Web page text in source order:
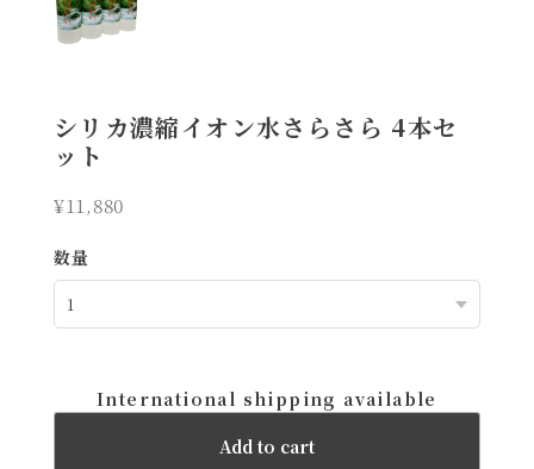
シリカ濃縮イオン水さらさら 4本セ
ット
¥11,880
数量
International shipping available
Add to cart